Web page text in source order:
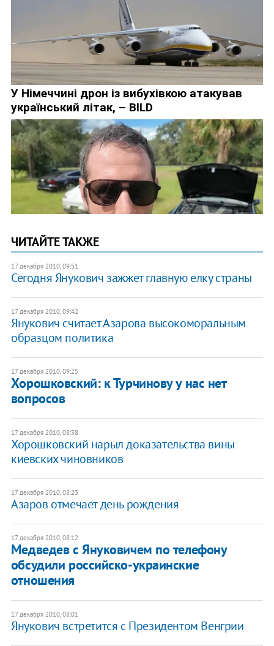
ЧИТАЙТЕ ТАКЖЕ
17 декабря 2010, 09:51
​Сегодня Янукович зажжет главную елку страны
17 декабря 2010, 09:42
​Янукович считает Азарова высокоморальным
образцом политика
17 декабря 2010, 09:25
​Хорошковский: к Турчинову у нас нет
вопросов
17 декабря 2010, 08:58
Хорошковский нарыл доказательства вины
киевских чиновников
17 декабря 2010, 08:23
​Азаров отмечает день рождения
17 декабря 2010, 08:12
Медведев с Януковичем по телефону
обсудили российско-украинские
отношения
17 декабря 2010, 08:01
​Янукович встретится с Президентом Венгрии